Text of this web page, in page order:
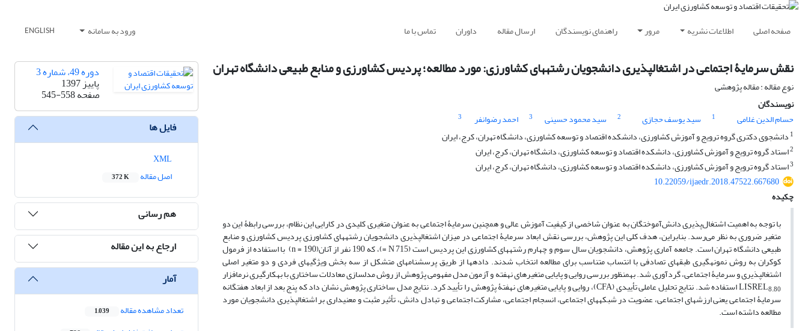
صفحه اصلی اطلاعات نشریه مرور راهنمای نویسندگان ارسال مقاله داوران تماس با ما ورود به سامانه ENGLISH
نقش سرمایۀ اجتماعی در اشتغال‏پذیری دانشجویان رشته‏های کشاورزی: مورد مطالعه؛ پردیس کشاورزی و منابع طبیعی دانشگاه تهران
نوع مقاله : مقاله پژوهشی
نویسندگان
حسام الدین غلامی
1 سید یوسف حجازی 2 سید محمود حسینی 3 احمد رضوانفر
3
1 دانشجوی دکتری گروه ترویج و آموزش کشاورزی، دانشکده اقتصاد و توسعه کشاورزی، دانشگاه تهران، کرج، ایران
2استاد گروه ترویج و آموزش کشاورزی، دانشکده اقتصاد و توسعه کشاورزی،‌ دانشگاه تهران، کرج، ایران
3استاد گروه ترویج و آموزش کشاورزی، دانشکده اقتصاد و توسعه کشاورزی، دانشگاه تهران، کرج، ایران
10.22059/ijaedr.2018.47522.667680
چکیده
با توجه به اهمیت اشتغال‌پذیری دانش‌آموختگان به عنوان شاخصی از کیفیت آموزش عالی و همچنین سرمایۀ اجتماعی به عنوان متغیری کلیدی در کارایی این نظام، بررسی رابطۀ این دو
متغیر ضروری به نظر می‌رسد. بنابراین، هدف کلی این پژوهش، بررسی نقش ابعاد سرمایۀ اجتماعی در میزان اشتغال‏پذیری دانشجویان رشته‏های کشاورزی پردیس کشاورزی و منابع
طبیعی دانشگاه تهران است. جامعه آماری پژوهش، دانشجویان سال سوم و چهارم رشته‏های کشاورزی این پردیس است (715 N =)، که 190 نفر از آنان(n = 190) با استفاده از فرمول
کوکران به روش نمونه‏گیری طبقه‏ای تصادفی با انتساب متناسب برای مطالعه انتخاب شدند. داده‏ها از طریق پرسشنامه‏ای متشکل از سه بخش ویژگی‏های فردی و دو متغیر اصلی
اشتغال‏پذیری و سرمایۀ اجتماعی، گردآوری شد. به‏منظور بررسی روایی و پایایی متغیرهای نهفته و آزمون مدل مفهومی پژوهش از روش مدل‏سازی معادلات ساختاری با به­کارگیری نرم‏افزار
LISREL8.80 استفاده شد. نتایج تحلیل عاملی تأییدی (CFA)، روایی و پایایی متغیرهای نهفتۀ پژوهش را تأیید کرد. نتایج مدل‏ ساختاری پژوهش نشان داد که پنج بعد از ابعاد هفت‏گانه
سرمایۀ اجتماعی یعنی ارزش‏های اجتماعی، عضویت در شبکه‏های اجتماعی، انسجام اجتماعی، مشارکت اجتماعی و تبادل دانش، تأثیر مثبت و معنی‏داری بر اشتغال‏پذیری دانشجویان مورد
مطالعه داشته است.
دوره 49، شماره 3
پاییز 1397
صفحه545-558
فایل ها
اصل مقاله
372 K
هم رسانی
ارجاع به این مقاله
آمار
تعداد مشاهده مقاله 1,039